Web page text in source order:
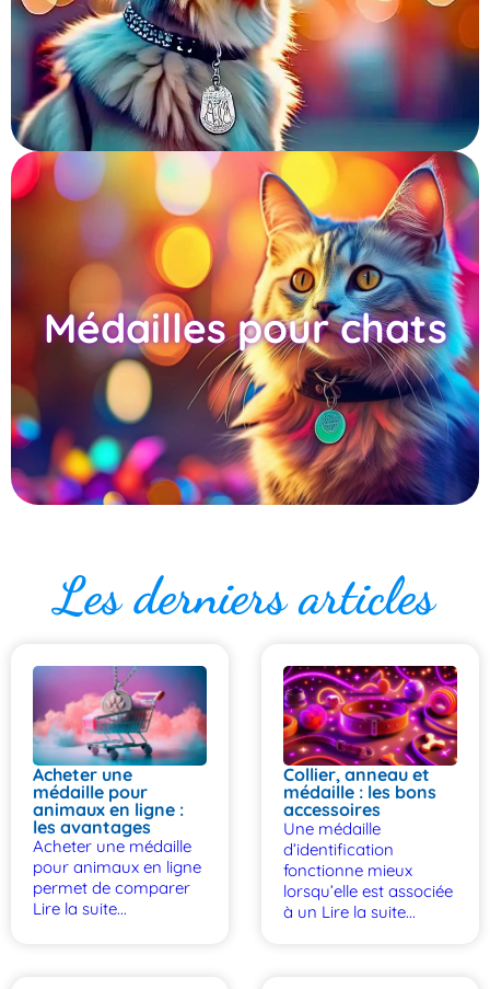
Médailles pour chats
Les derniers articles
Acheter une
médaille pour
animaux en ligne :
les avantages
Acheter une médaille
pour animaux en ligne
permet de comparer
Lire la suite...
Collier, anneau et
médaille : les bons
accessoires
Une médaille
d’identification
fonctionne mieux
lorsqu’elle est associée
à un Lire la suite...